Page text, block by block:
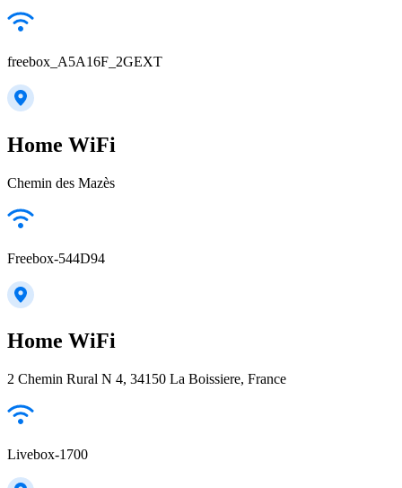
freebox_A5A16F_2GEXT
Home WiFi
Chemin des Mazès
Freebox-544D94
Home WiFi
2 Chemin Rural N 4, 34150 La Boissiere, France
Livebox-1700